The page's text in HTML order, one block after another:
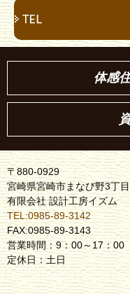
体感
〒880-0929
宮崎県宮崎市まなび野3丁
有限会社 設計工房イズム
TEL:0985-89-3142
FAX:0985-89-3143
営業時間：9：00～17：00
定休日：土日